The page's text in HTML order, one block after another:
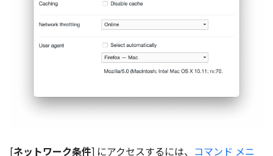
[ネットワーク条件] にアクセスするには、 コマンド メニ